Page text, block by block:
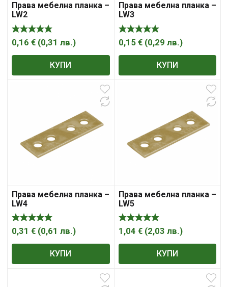
Права мебелна планка –
LW2
0,16 € (0,31 лв.)
КУПИ
Права мебелна планка –
LW3
0,15 € (0,29 лв.)
КУПИ
Права мебелна планка –
LW4
0,31 € (0,61 лв.)
КУПИ
Права мебелна планка –
LW5
1,04 € (2,03 лв.)
КУПИ